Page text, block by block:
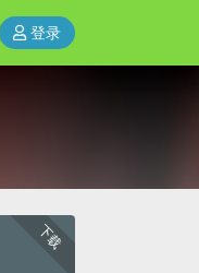
登录
下载